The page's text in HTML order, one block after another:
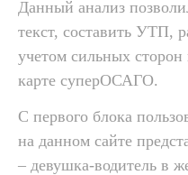
Данный анализ
текст, составить УТП,
учетом сильных сторон
карте суперОСАГО.
С первого блока
на данном сайте
– девушка-водитель в